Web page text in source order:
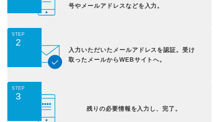
号やメールアドレスなどを入力。
STEP
2
入力いただいた メールアドレスを認証。受け
取ったメールからWEBサイトへ。
STEP
3
残りの必要情報を入力し、完了。